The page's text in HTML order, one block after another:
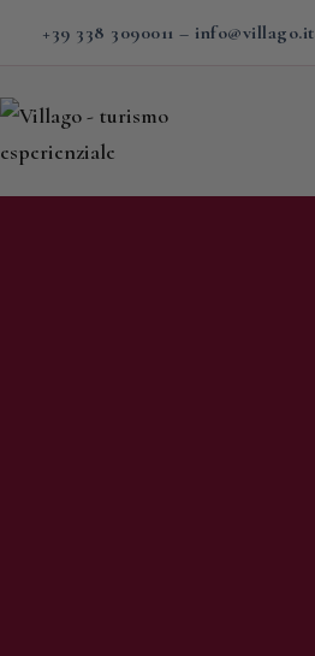
+39 338 3090011 – info@villago.it
Home